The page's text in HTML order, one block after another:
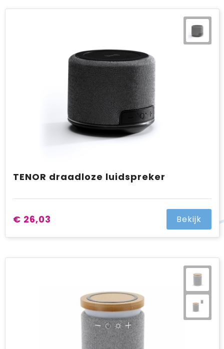
TENOR draadloze luidspreker
€ 26,03 Bekijk